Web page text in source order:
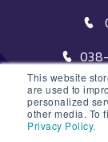
This website
are used to
personalized
other media. To
Privacy Policy.